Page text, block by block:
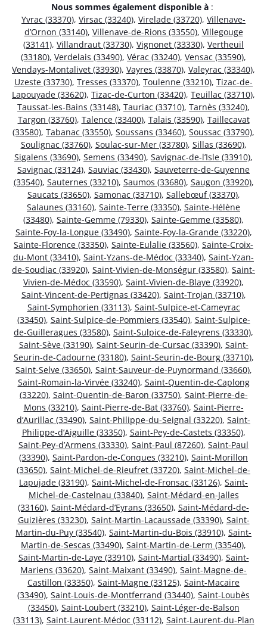
Nous sommes également disponible à :
Yvrac (33370), Virsac (33240), Virelade (33720), Villenave-
d’Ornon (33140), Villenave-de-Rions (33550), Villegouge
(33141), Villandraut (33730), Vignonet (33330), Vertheuil
(33180), Verdelais (33490), Vérac (33240), Vensac (33590),
Vendays-Montalivet (33930), Vayres (33870), Valeyrac (33340),
Uzeste (33730), Tresses (33370), Toulenne (33210), Tizac-de-
Lapouyade (33620), Tizac-de-Curton (33420), Teuillac (33710),
Taussat-les-Bains (33148), Tauriac (33710), Tarnès (33240),
Targon (33760), Talence (33400), Talais (33590), Taillecavat
(33580), Tabanac (33550), Soussans (33460), Soussac (33790),
Soulignac (33760), Soulac-sur-Mer (33780), Sillas (33690),
Sigalens (33690), Semens (33490), Savignac-de-l’Isle (33910),
Savignac (33124), Sauviac (33430), Sauveterre-de-Guyenne
(33540), Sauternes (33210), Saumos (33680), Saugon (33920),
Saucats (33650), Samonac (33710), Sallebœuf (33370),
Salaunes (33160), Sainte-Terre (33350), Sainte-Hélène
(33480), Sainte-Gemme (79330), Sainte-Gemme (33580),
Sainte-Foy-la-Longue (33490), Sainte-Foy-la-Grande (33220),
Sainte-Florence (33350), Sainte-Eulalie (33560), Sainte-Croix-
du-Mont (33410), Saint-Yzans-de-Médoc (33340), Saint-Yzan-
de-Soudiac (33920), Saint-Vivien-de-Monségur (33580), Saint-
Vivien-de-Médoc (33590), Saint-Vivien-de-Blaye (33920),
Saint-Vincent-de-Pertignas (33420), Saint-Trojan (33710),
Saint-Symphorien (33113), Saint-Sulpice-et-Cameyrac
(33450), Saint-Sulpice-de-Pommiers (33540), Saint-Sulpice-
de-Guilleragues (33580), Saint-Sulpice-de-Faleyrens (33330),
Saint-Sève (33190), Saint-Seurin-de-Cursac (33390), Saint-
Seurin-de-Cadourne (33180), Saint-Seurin-de-Bourg (33710),
Saint-Selve (33650), Saint-Sauveur-de-Puynormand (33660),
Saint-Romain-la-Virvée (33240), Saint-Quentin-de-Caplong
(33220), Saint-Quentin-de-Baron (33750), Saint-Pierre-de-
Mons (33210), Saint-Pierre-de-Bat (33760), Saint-Pierre-
d’Aurillac (33490), Saint-Philippe-du-Seignal (33220), Saint-
Philippe-d’Aiguille (33350), Saint-Pey-de-Castets (33350),
Saint-Pey-d’Armens (33330), Saint-Paul (87260), Saint-Paul
(33390), Saint-Pardon-de-Conques (33210), Saint-Morillon
(33650), Saint-Michel-de-Rieufret (33720), Saint-Michel-de-
Lapujade (33190), Saint-Michel-de-Fronsac (33126), Saint-
Michel-de-Castelnau (33840), Saint-Médard-en-Jalles
(33160), Saint-Médard-d’Eyrans (33650), Saint-Médard-de-
Guizières (33230), Saint-Martin-Lacaussade (33390), Saint-
Martin-du-Puy (33540), Saint-Martin-du-Bois (33910), Saint-
Martin-de-Sescas (33490), Saint-Martin-de-Lerm (33540),
Saint-Martin-de-Laye (33910), Saint-Martial (33490), Saint-
Mariens (33620), Saint-Maixant (33490), Saint-Magne-de-
Castillon (33350), Saint-Magne (33125), Saint-Macaire
(33490), Saint-Louis-de-Montferrand (33440), Saint-Loubès
(33450), Saint-Loubert (33210), Saint-Léger-de-Balson
(33113), Saint-Laurent-Médoc (33112), Saint-Laurent-du-Plan